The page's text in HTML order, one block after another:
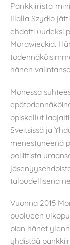
Pankkiirista
Illalla Szydło
ehdotti uudeksi
Morawieckia.
hänen
Monessa
opiskellut
Sveitsissä ja
menestyneenä
poliittista
taloudellisena
Vuonna 2015
puolueen
pian hänet
yhdistää